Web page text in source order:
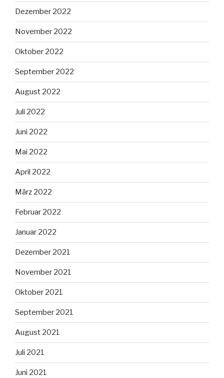
Dezember 2022
November 2022
Oktober 2022
September 2022
August 2022
Juli 2022
Juni 2022
Mai 2022
April 2022
März 2022
Februar 2022
Januar 2022
Dezember 2021
November 2021
Oktober 2021
September 2021
August 2021
Juli 2021
Juni 2021